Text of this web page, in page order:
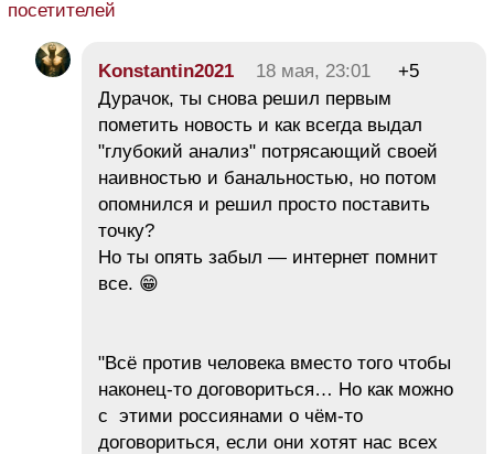
посетителей
Konstantin2021 18 мая, 23:01
+5
Дурачок, ты снова решил первым
пометить новость и как всегда выдал
"глубокий анализ" потрясающий своей
наивностью и банальностью, но потом
опомнился и решил просто поставить
точку?
Но ты опять забыл — интернет помнит
все. 😁
"Всё против человека вместо того чтобы
наконец-то договориться… Но как можно
с этими россиянами о чём-то
договориться, если они хотят нас всех